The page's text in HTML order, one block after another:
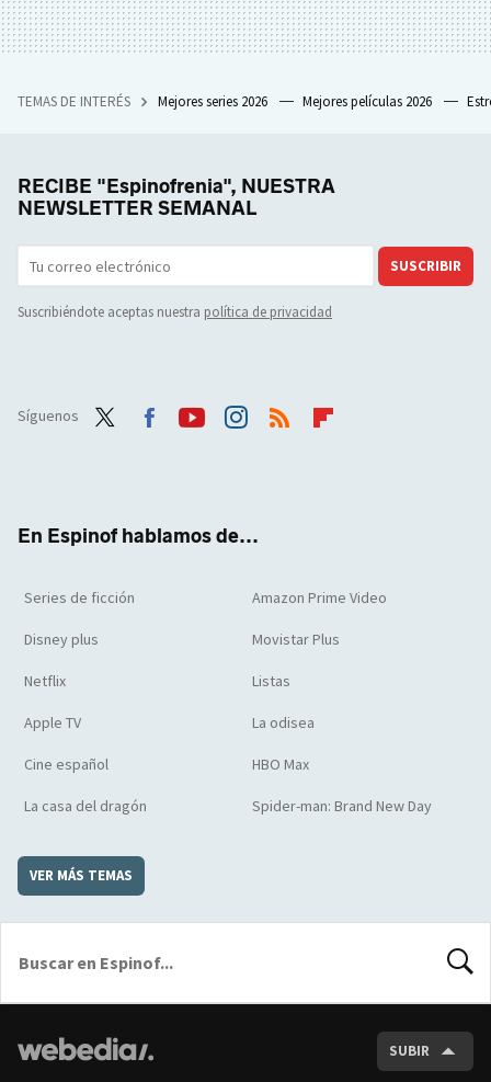
TEMAS DE INTERÉS Mejores series 2026 Mejores películas 2026
RECIBE "Espinofrenia", NUESTRA
NEWSLETTER SEMANAL
SUSCRIBIR
Suscribiéndote aceptas nuestra política de privacidad
Síguenos
En Espinof hablamos de...
Series de ficción Amazon Prime Video
Disney plus Movistar Plus
Netflix Listas
Apple TV La odisea
Cine español HBO Max
La casa del dragón Spider-man: Brand New Day
VER MÁS TEMAS
SUBIR